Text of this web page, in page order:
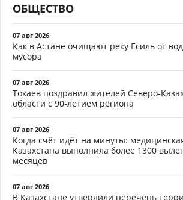
ОБЩЕСТВО
07 авг 2026
Как в Астане очищают реку Есиль от
мусора
07 авг 2026
Токаев поздравил жителей Северо-
области с 90-летием региона
07 авг 2026
Когда счёт идёт на минуты:
Казахстана выполнила более 1300
месяцев
07 авг 2026
В Казахстане утвердили перечень